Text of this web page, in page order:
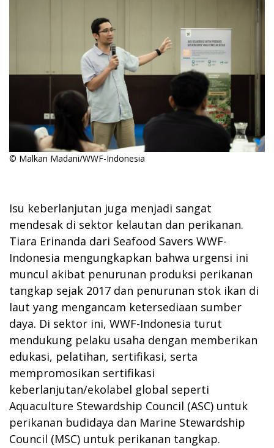
© Malkan Madani/WWF-Indonesia
Isu keberlanjutan juga menjadi sangat
mendesak di sektor kelautan dan perikanan.
Tiara Erinanda dari Seafood Savers WWF-
Indonesia mengungkapkan bahwa urgensi ini
muncul akibat penurunan produksi perikanan
tangkap sejak 2017 dan penurunan stok ikan di
laut yang mengancam ketersediaan sumber
daya. Di sektor ini, WWF-Indonesia turut
mendukung pelaku usaha dengan memberikan
edukasi, pelatihan, sertifikasi, serta
mempromosikan sertifikasi
keberlanjutan/ekolabel global seperti
Aquaculture Stewardship Council (ASC) untuk
perikanan budidaya dan Marine Stewardship
Council (MSC) untuk perikanan tangkap.